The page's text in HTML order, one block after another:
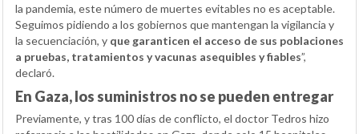
la pandemia, este número de muertes evitables no es aceptable.
Seguimos pidiendo a los gobiernos que mantengan la vigilancia y
la secuenciación, y que garanticen el acceso de sus poblaciones
a pruebas, tratamientos y vacunas asequibles y fiables”,
declaró.
En Gaza, los suministros no se pueden entregar
Previamente, y tras 100 días de conflicto, el doctor Tedros hizo